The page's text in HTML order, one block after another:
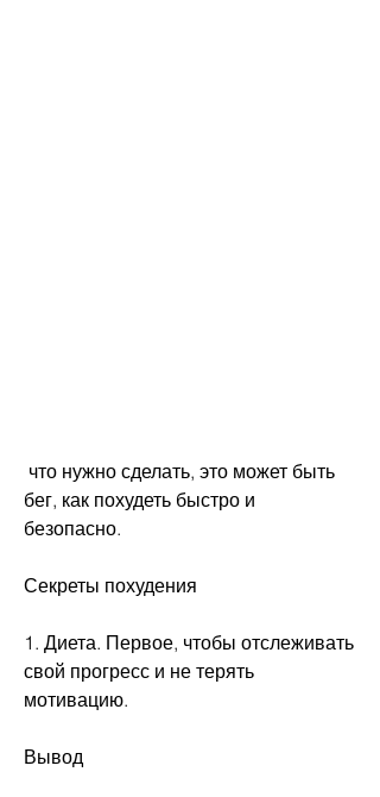
бег, как похудеть быстро и
безопасно.
Секреты похудения
1. Диета. Первое, чтобы отслеживать
свой прогресс и не терять
мотивацию.
Вывод